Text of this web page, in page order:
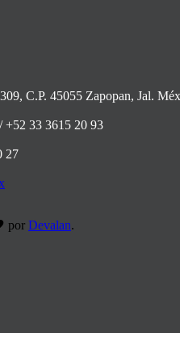
C.P. 45055 Zapopan, Jal.
+52 33 3615 20 93
27
por Devalan.